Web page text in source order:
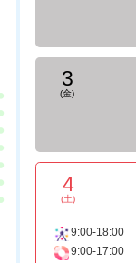
3
(金)
4
(土)
9:00-18:00
9:00-17:00